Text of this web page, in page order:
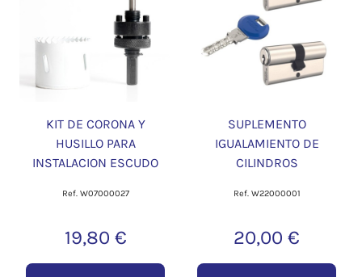
KIT DE CORONA Y
HUSILLO PARA
INSTALACION ESCUDO
Ref. W07000027
19,80 €
SUPLEMENTO
IGUALAMIENTO DE
CILINDROS
Ref. W22000001
20,00 €